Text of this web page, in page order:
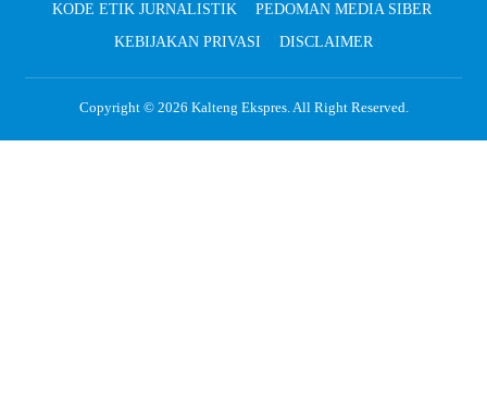
KODE ETIK JURNALISTIK
PEDOMAN MEDIA SIBER
KEBIJAKAN PRIVASI
DISCLAIMER
Copyright © 2026 Kalteng Ekspres. All Right Reserved.